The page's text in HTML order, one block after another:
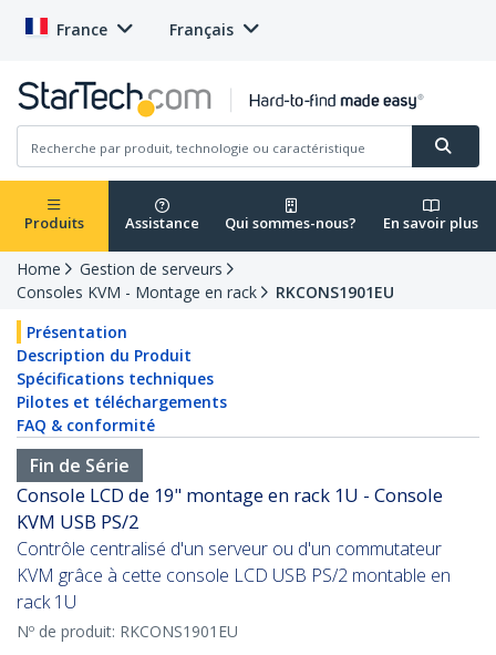
France Français
Produits Assistance Qui sommes-nous? En savoir plus
Home
Gestion de serveurs
Consoles KVM - Montage en rack
RKCONS1901EU
Présentation
Description du Produit
Spécifications techniques
Pilotes et téléchargements
FAQ & conformité
Fin de Série
Console LCD de 19" montage en rack 1U - Console
KVM USB PS/2
Contrôle centralisé d'un serveur ou d'un commutateur
KVM grâce à cette console LCD USB PS/2 montable en
rack 1U
Nº de produit: RKCONS1901EU